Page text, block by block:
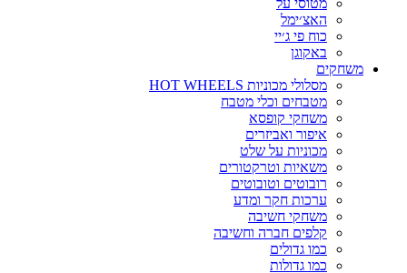
מטוסי על
האצ׳ימל
כוח פי ג׳יי
באקוגן
משחקים
מסלולי מכוניות HOT WHEELS
מטבחים וכלי מטבח
משחקי קופסא
איפור ואביזרים
מכוניות על שלט
משאיות וטרקטורים
רובוטים וטובוטים
ערכות חקר ומדע
משחקי חשיבה
קלפים חברה וחשיבה
כמו גדולים
כמו גדולות